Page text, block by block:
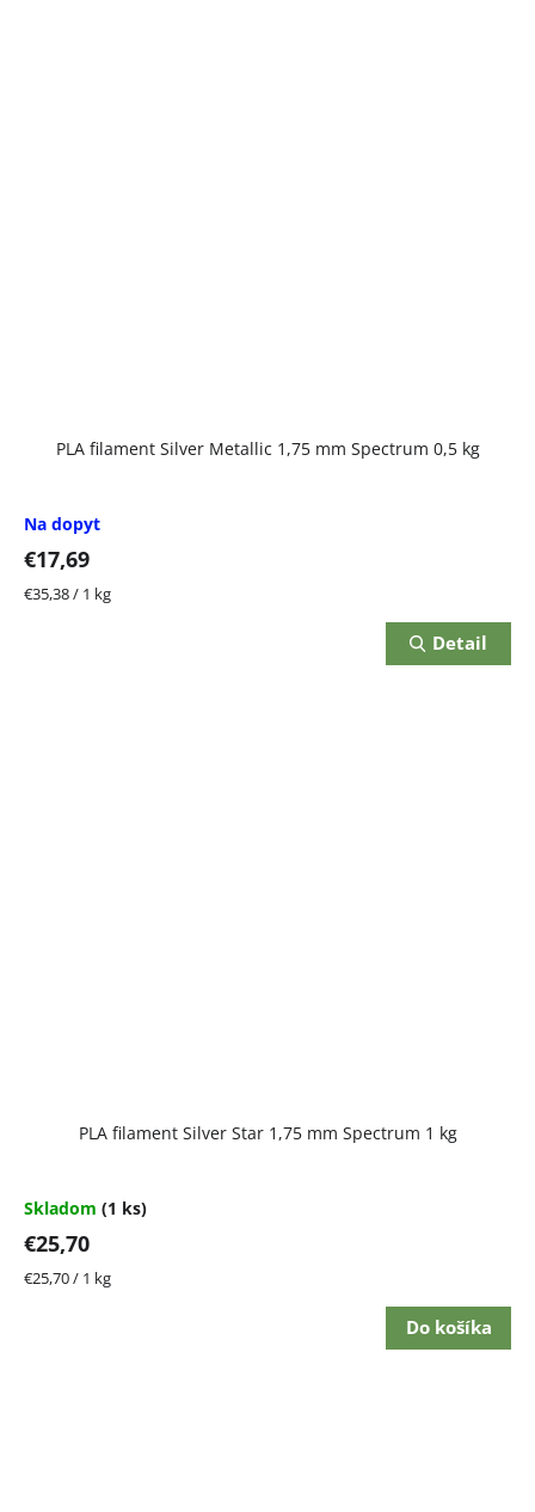
PLA filament Silver Metallic 1,75 mm Spectrum 0,5 kg
Na dopyt
€17,69
Jednotková
€35,38 / 1 kg
Detail
PLA filament Silver Star 1,75 mm Spectrum 1 kg
Skladom (1 ks)
€25,70
Jednotková
€25,70 / 1 kg
Do košíka